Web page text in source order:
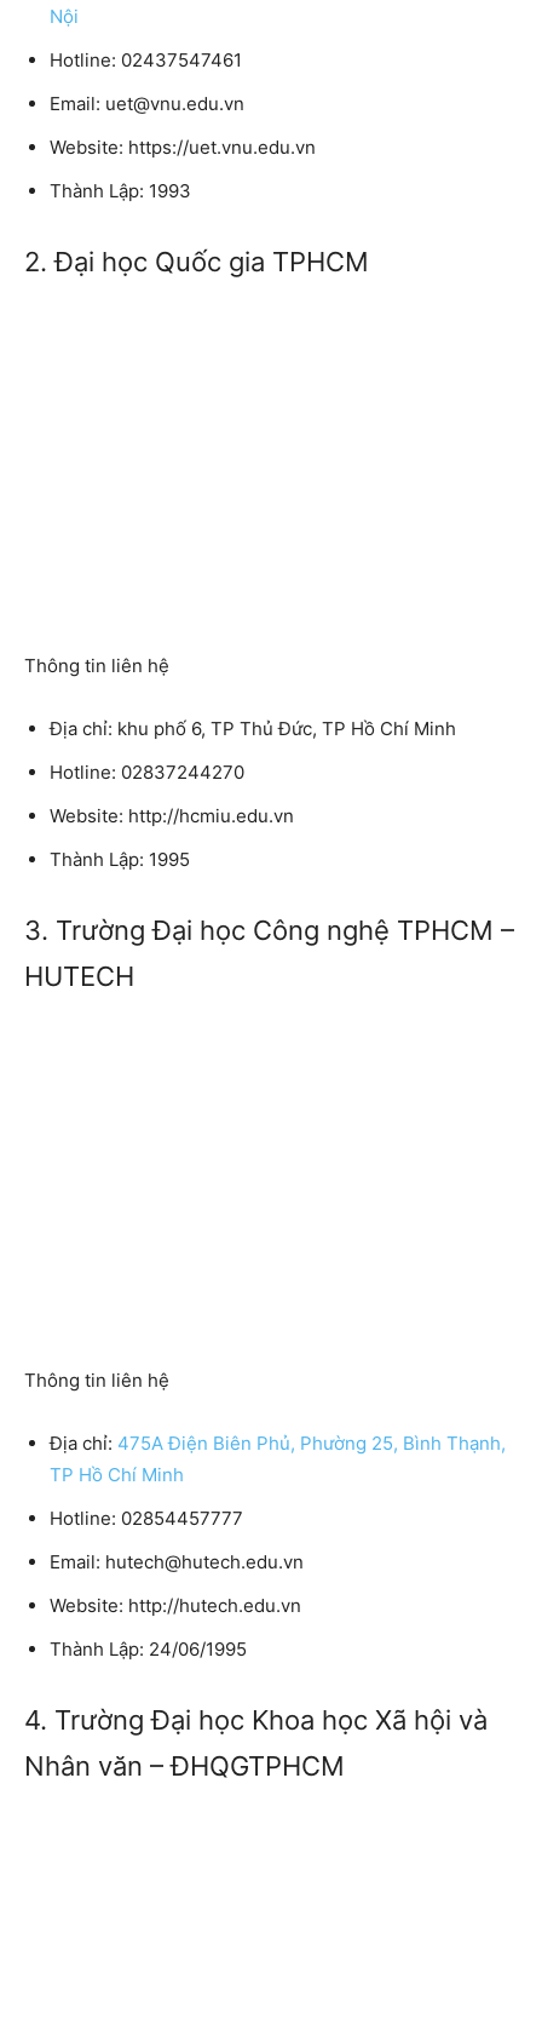
Nội
Hotline: 02437547461
Email: uet@vnu.edu.vn
Website: https://uet.vnu.edu.vn
Thành Lập: 1993
2. Đại học Quốc gia TPHCM
Thông tin liên hệ
Địa chỉ: khu phố 6, TP Thủ Đức, TP Hồ Chí Minh
Hotline: 02837244270
Website: http://hcmiu.edu.vn
Thành Lập: 1995
3. Trường Đại học Công nghệ TPHCM –
HUTECH
Thông tin liên hệ
Địa chỉ: 475A Điện Biên Phủ, Phường 25, Bình Thạnh,
TP Hồ Chí Minh
Hotline: 02854457777
Email: hutech@hutech.edu.vn
Website: http://hutech.edu.vn
Thành Lập: 24/06/1995
4. Trường Đại học Khoa học Xã hội và
Nhân văn – ĐHQGTPHCM